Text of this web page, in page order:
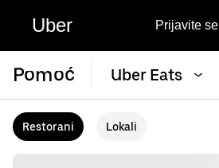
Uber Prijavite se
Pomoć Uber Eats
Restorani Lokali